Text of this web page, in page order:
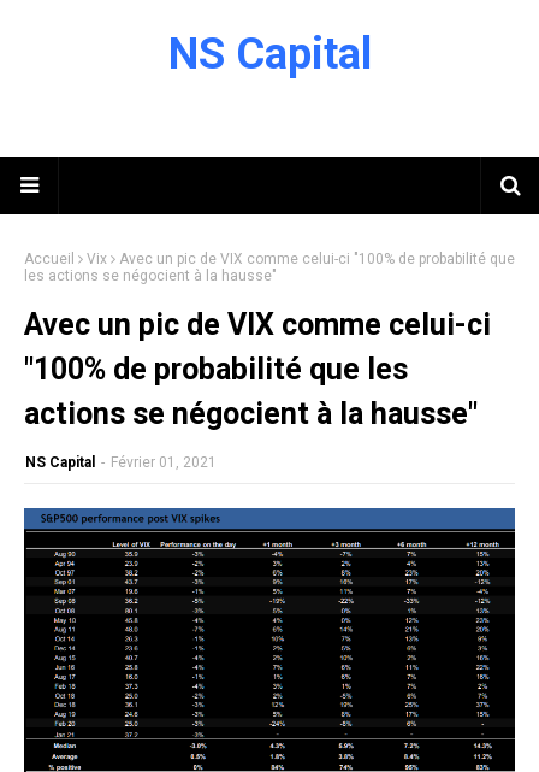
NS Capital
Accueil Vix
Avec un pic de VIX comme celui-ci "100% de probabilité que
les actions se négocient à la hausse"
Avec un pic de VIX comme celui-ci
"100% de probabilité que les
actions se négocient à la hausse"
NS Capital - Février 01, 2021